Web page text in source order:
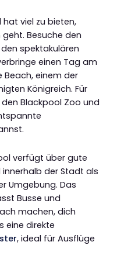
hat viel zu bieten,
Besuche den
spektakulären
einen Tag am
Beach, einem der
Königreich. Für
Blackpool Zoo und
verfügt über gute
der Stadt als
Umgebung. Das
Busse und
machen, dich
eine direkte
, ideal für Ausflüge